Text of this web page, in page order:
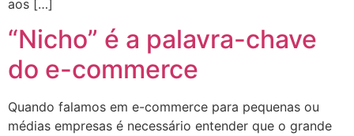
aos […]
“Nicho” é a palavra-chave
do e-commerce
Quando falamos em e-commerce para pequenas ou
médias empresas é necessário entender que o grande